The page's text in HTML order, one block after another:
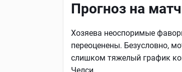
Прогноз на
Хозяева неоспоримые
переоценены. Безусловно,
слишком тяжелый график